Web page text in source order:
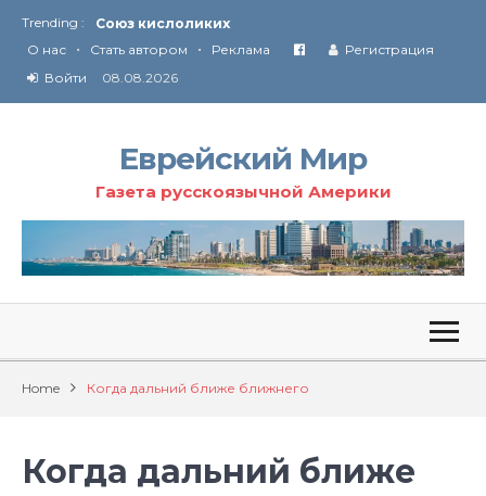
Trending :
Соглашение США с Ираном
Технология Революции в Иране
О нас • Стать автором • Реклама
Регистрация
Войти
08.08.2026
Еврейский Мир
Газета русскоязычной Америки
Home Когда дальний ближе ближнего
Когда дальний ближе